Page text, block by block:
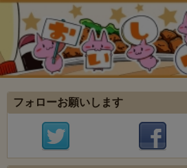
フォローお願いします